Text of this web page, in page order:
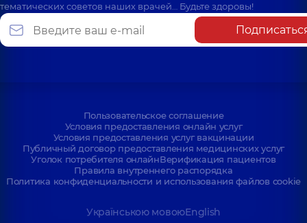
тематических советов наших врачей… Будьте здоровы!
Пользовательское соглашение
Условия предоставления онлайн услуг
Условия предоставления услуг вакцинации
Публичный договор предоставления медицинских услуг
Уголок потребителя онлайнВерификация пациентов
Правила внутреннего распорядка
Политика конфиденциальности и использования файлов cookie
Українською мовоюEnglish